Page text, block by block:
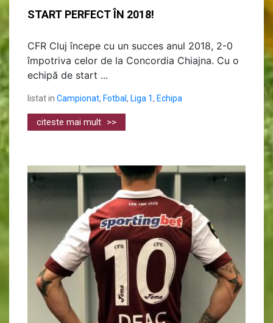
START PERFECT ÎN 2018!
CFR Cluj începe cu un succes anul 2018, 2-0
împotriva celor de la Concordia Chiajna. Cu o
echipă de start ...
listat in Campionat, Fotbal, Liga 1, Echipa
citeste mai mult >>